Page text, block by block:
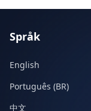
Språk
English
Português (BR)
中文